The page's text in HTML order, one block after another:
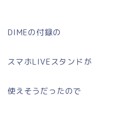
DIMEの付録の
スマホLIVEスタンドが
使えそうだったので